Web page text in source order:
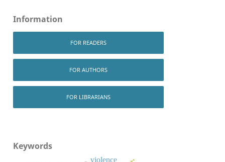
Information
FOR READERS
FOR AUTHORS
FOR LIBRARIANS
Keywords
violence